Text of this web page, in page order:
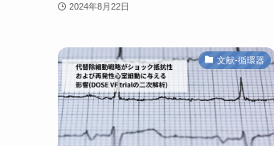
2024年8月22日
文献-循環器